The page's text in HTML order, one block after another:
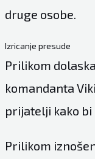
druge osobe.
Izricanje presude
Prilikom
komandanta
prijatelji kako
Prilikom